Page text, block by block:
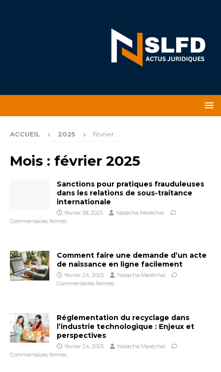
ACCUEIL 2025 février
Mois : février 2025
Sanctions pour pratiques frauduleuses
dans les relations de sous-traitance
internationale
février 28, 2025
Natacha Maréchal
Commentaires fermés
Comment faire une demande d’un acte
de naissance en ligne facilement
février 24, 2025
Natacha Maréchal
Commentaires fermés
Réglementation du recyclage dans
l’industrie technologique : Enjeux et
perspectives
février 24, 2025
Natacha Maréchal
Commentaires fermés